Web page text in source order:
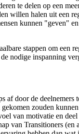
te delen op een
willen halen uit een
kunnen "geven"
stappen om een
nodige inspanning
af door de deelnemers
zouden
van motivatie en
van Transitioners (en